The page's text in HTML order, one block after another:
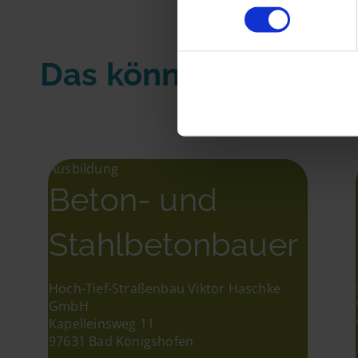
Das könnte Dir
Ausbildung
Beton- und
Stahlbetonbauer
Hoch-Tief-Straßenbau Viktor Haschke
GmbH
Kapelleinsweg 11
97631 Bad Königshofen